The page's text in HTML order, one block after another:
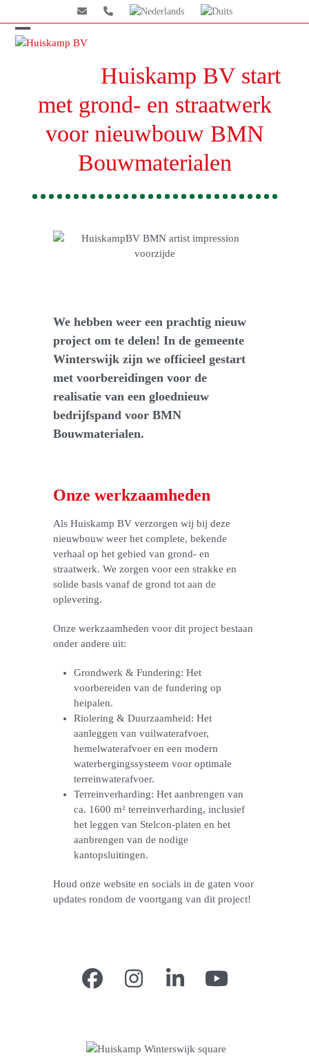
to
contentOpen
Close
Huiskamp BV start
met grond- en straatwerk
voor nieuwbouw BMN
Bouwmaterialen
We hebben weer een prachtig nieuw
project om te delen! In de gemeente
Winterswijk zijn we officieel gestart
met voorbereidingen voor de
realisatie van een gloednieuw
bedrijfspand voor BMN
Bouwmaterialen.
Onze werkzaamheden
Als Huiskamp BV verzorgen wij bij deze
nieuwbouw weer het complete, bekende
verhaal op het gebied van grond- en
straatwerk. We zorgen voor een strakke en
solide basis vanaf de grond tot aan de
oplevering.
Onze werkzaamheden voor dit project bestaan
onder andere uit:
Grondwerk & Fundering: Het
voorbereiden van de fundering op
heipalen.
Riolering & Duurzaamheid: Het
aanleggen van vuilwaterafvoer,
hemelwaterafvoer en een modern
waterbergingssysteem voor optimale
terreinwaterafvoer.
Terreinverharding: Het aanbrengen van
ca. 1600 m² terreinverharding, inclusief
het leggen van Stelcon-platen en het
aanbrengen van de nodige
kantopsluitingen.
Houd onze website en socials in de gaten voor
updates rondom de voortgang van dit project!
FacebookInstagram
LinkedInYouTube